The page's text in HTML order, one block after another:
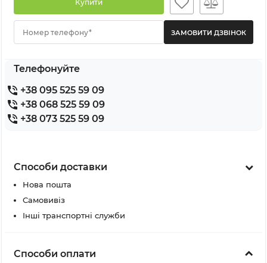
Купити
Номер телефону*
Телефонуйте
+38 095 525 59 09
+38 068 525 59 09
+38 073 525 59 09
Способи доставки
Нова пошта
Самовивіз
Інші транспортні служби
Способи оплати